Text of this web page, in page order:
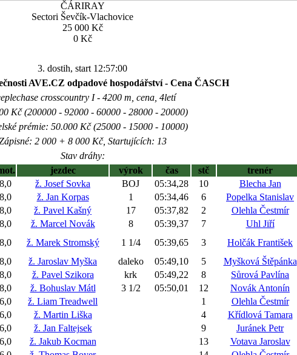
ČÁRIRAY
Sectori Ševčík-Vlachovice
25 000 Kč
0 Kč
3. dostih, start 12:57:00
AVE.CZ odpadové hospodářství - Cena ČASCH
crosscountry I - 4200 m, cena, 4letí
Kč (200000 - 92000 - 60000 - 28000 - 20000)
prémie: 50.000 Kč (25000 - 15000 - 10000)
2 000 + 8 000 Kč, Startujících: 13
Stav dráhy:
jezdec výrok čas stč trenér
ž. Josef Sovka BOJ 05:34,28 10 Blecha Jan
ž. Jan Korpas 1 05:34,46 6 Popelka Stanislav
ž. Pavel Kašný 17 05:37,82 2 Olehla Čestmír
ž. Marcel Novák 8 05:39,37 7 Uhl Jiří
ž. Marek Stromský 1 1/4 05:39,65 3 Holčák František
ž. Jaroslav Myška daleko 05:49,10 5 Myšková Štěpánka
ž. Pavel Szikora krk 05:49,22 8 Sůrová Pavlína
ž. Bohuslav Mátl 3 1/2 05:50,01 12 Novák Antonín
ž. Liam Treadwell 1 Olehla Čestmír
ž. Martin Liška 4 Křídlová Tamara
ž. Jan Faltejsek 9 Juránek Petr
ž. Jakub Kocman 13 Votava Jaroslav